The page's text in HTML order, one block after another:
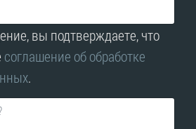
вы подтверждаете, что
соглашение об обработке
.